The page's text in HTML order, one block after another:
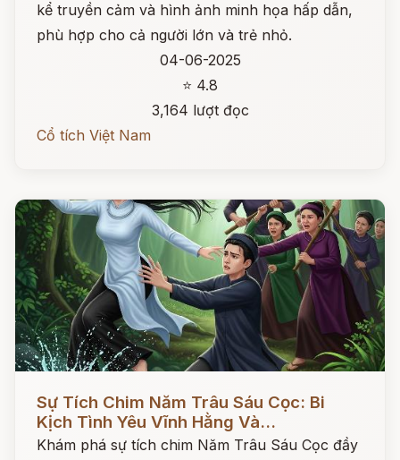
kể truyền cảm và hình ảnh minh họa hấp dẫn,
phù hợp cho cả người lớn và trẻ nhỏ.
04-06-2025
⭐ 4.8
3,164 lượt đọc
Cổ tích Việt Nam
Sự Tích Chim Năm Trâu Sáu Cọc: Bi
Kịch Tình Yêu Vĩnh Hằng Và...
Khám phá sự tích chim Năm Trâu Sáu Cọc đầy